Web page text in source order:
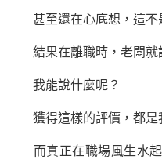
甚至還在心底想，這不
結果在離職時，老闆就
我能說什麼呢？
獲得這樣的評價，都是
而真正在職場風生水起